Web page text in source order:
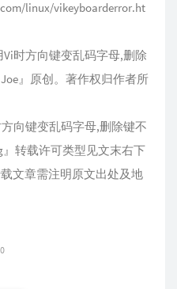
linux/vikeyboarderror.ht
Vi时方向键变乱码字母,删除
Joe』原创。著作权归作者所
向键变乱码字母,删除键不
』转载许可类型见文末右下
文章需注明原文出处及地